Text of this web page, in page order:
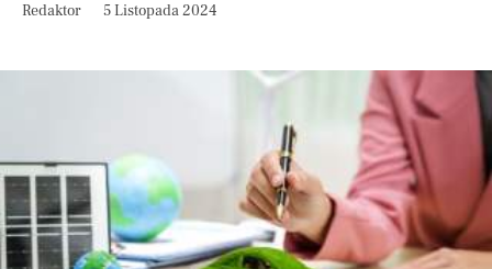
Redaktor 5 Listopada 2024